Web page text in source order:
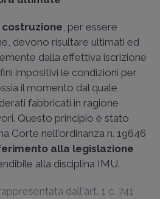
, per essere
devono risultare ultimati ed
dalla effettiva iscrizione
impositivi le condizioni per
il momento dal quale
fabbricati in ragione
Questo principio è stato
Corte nell'ordinanza n. 19646
alla legislazione
alla disciplina IMU.
dall'art. 1 c. 741